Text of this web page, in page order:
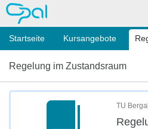
OPAL
Startseite Kursangebote
Regelung im Zustandsraum
TU